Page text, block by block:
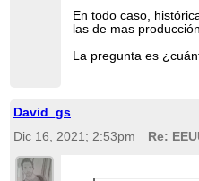
En todo caso,
las de mas
La pregunta es
David_gs
Dic 16, 2021; 2:53pm
Re: